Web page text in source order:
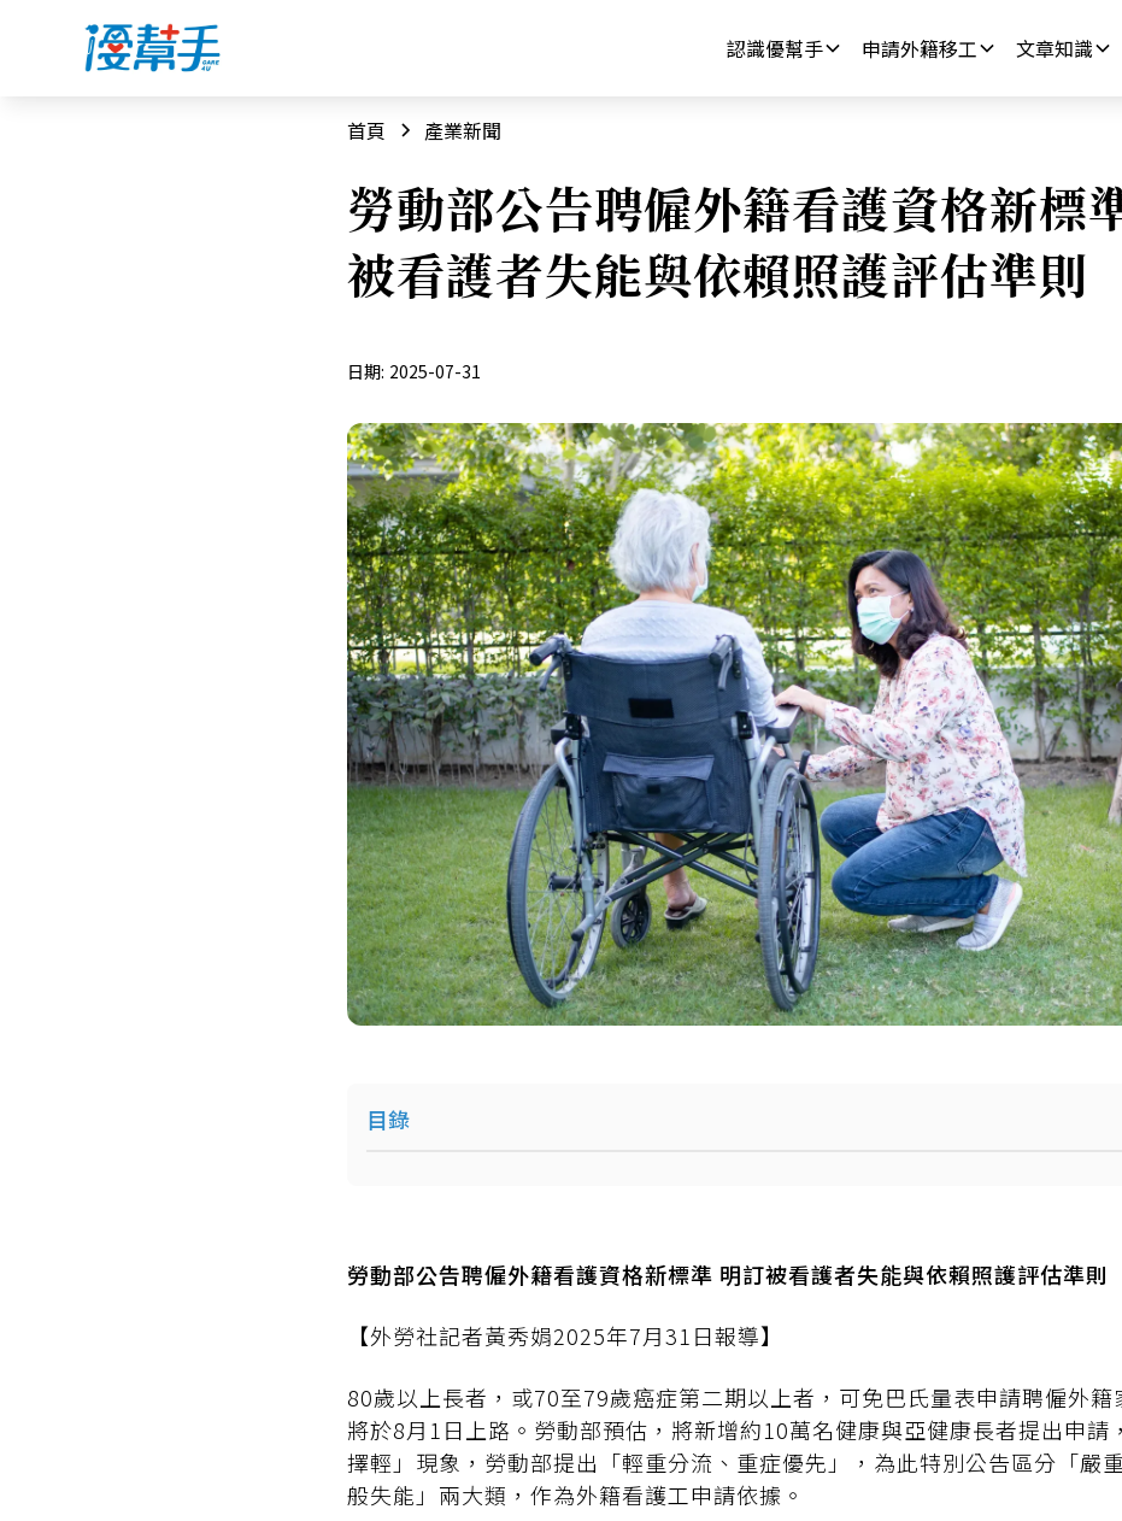
認識優幫手 申請外籍移工 文章知識
首頁 產業新聞
勞動部公告聘僱外籍看護資格新標
被看護者失能與依賴照護評估準則
日期: 2025-07-31
目錄
勞動部公告聘僱外籍看護資格新標準 明訂被看護者失能與依賴照護評估準則
【外勞社記者黃秀娟2025年7月31日報導】
80歲以上長者，或70至79歲癌症第二期以上者，可免巴氏量表申請聘僱外籍
將於8月1日上路。勞動部預估，將新增約10萬名健康與亞健康長者提出申請
擇輕」現象，勞動部提出「輕重分流、重症優先」，為此特別公告區分「嚴
般失能」兩大類，作為外籍看護工申請依據。